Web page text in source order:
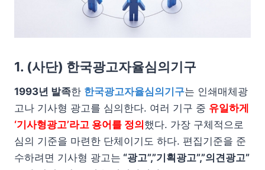
1. (사단) 한국광고자율심의기구
1993년 발족한 한국광고자율심의기구는 인쇄매체광
고나 기사형 광고를 심의한다. 여러 기구 중 유일하게
‘기사형광고’라고 용어를 정의했다. 가장 구체적으로
심의 기준을 마련한 단체이기도 하다. 편집기준을 준
수하려면 기사형 광고는 “광고”,”기획광고”,”의견광고”